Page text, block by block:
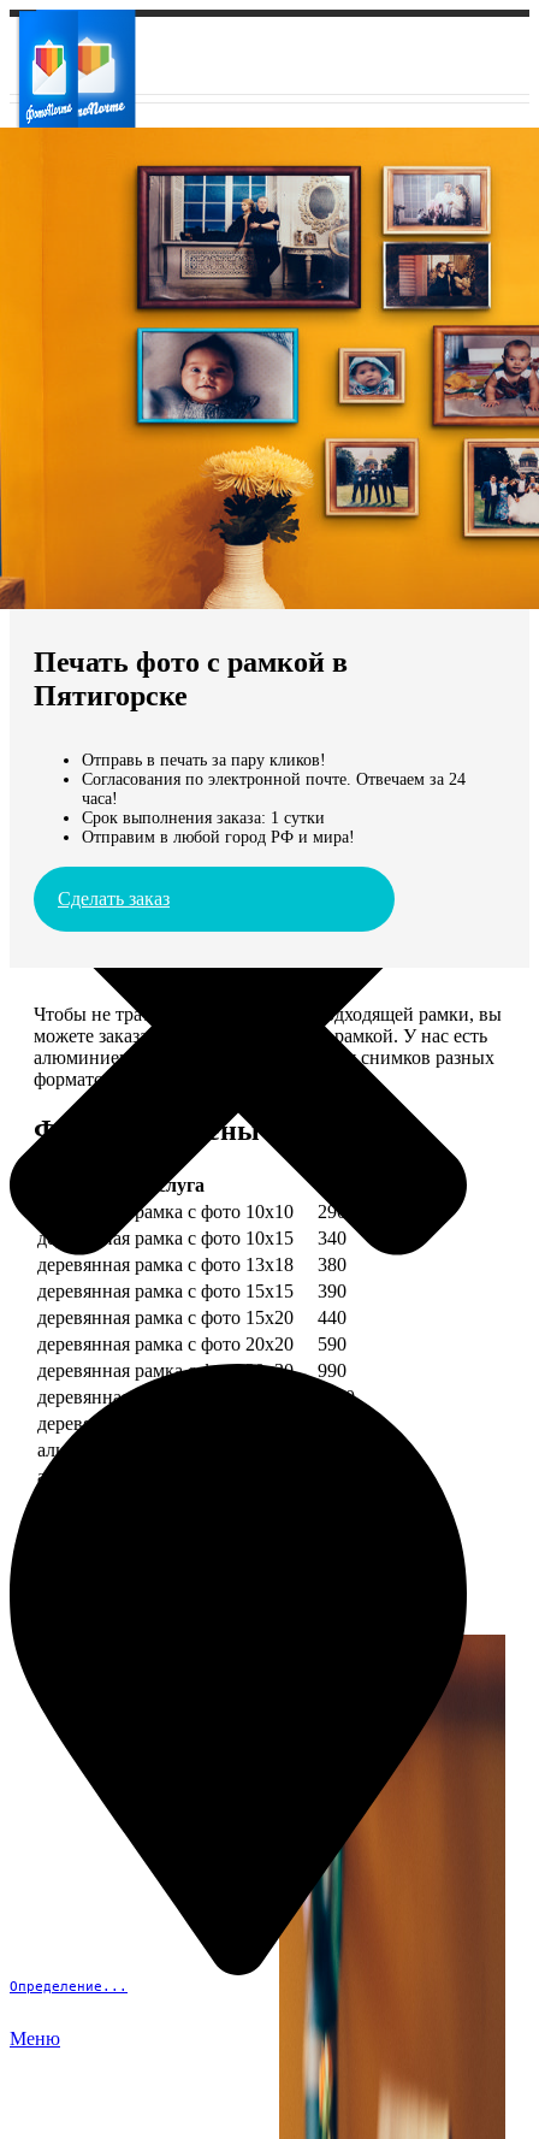
Ваш регион доставки
Выберите из списка:
Мы доставляем по всему миру
Продолжить без города
Определение...
Меню
Печать фото с рамкой в
Пятигорске
Отправь в печать за пару кликов!
Согласования по электронной почте. Отвечаем за 24
часа!
Срок выполнения заказа: 1 сутки
Отправим в любой город РФ и мира!
Сделать заказ
Чтобы не тратить время на поиск подходящей рамки, вы
можете заказать печать фото сразу с рамкой. У нас есть
алюминиевые и деревянные рамки для снимков разных
форматов.
Форматы и цены
Услуга
деревянная рамка с фото 10х10
290
деревянная рамка с фото 10х15
340
деревянная рамка с фото 13х18
380
деревянная рамка с фото 15х15
390
деревянная рамка с фото 15х20
440
деревянная рамка с фото 20х20
590
деревянная рамка с фото 20х30
990
деревянная рамка с фото 30х30
1190
деревянная рамка с фото 30х40
алюминиевая рамка с фото 10х15
алюминиевая рамка с фото 20х30